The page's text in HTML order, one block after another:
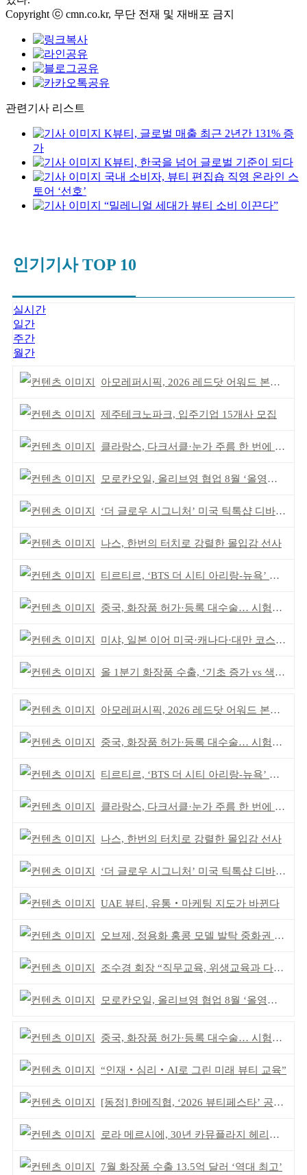
Copyright ⓒ cmn.co.kr, 무단 전재 및 재배포 금지
관련기사 리스트
K뷰티, 글로벌 매출 최근 2년간 131% 증
가
K뷰티, 한국을 넘어 글로벌 기준이 되다
국내 소비자, 뷰티 편집숍 직영 온라인 스
토어 ‘선호’
“밀레니얼 세대가 뷰티 소비 이끈다”
인기기사 TOP 10
실시간
일간
주간
월간
아모레퍼시픽, 2026 레드닷 어워드 본상 2개 수상
제주테크노파크, 입주기업 15개사 모집
클라랑스, 다크서클·눈가 주름 한 번에 더블 케어
모로칸오일, 올리브영 협업 8월 ‘올영픽’ 선정
‘더 글로우 시그니처’ 미국 틱톡샵 디바이스 부문 1위
나스, 한번의 터치로 강렬한 몰입감 선사
티르티르, ‘BTS 더 시티 아리랑-뉴욕’ 참여
중국, 화장품 허가·등록 대수술… 시험자료 공용 허용
미샤, 일본 이어 미국·캐나다·대만 코스트코 동시 입점
올 1분기 화장품 수출, ‘기초 증가 vs 색조 감소’
아모레퍼시픽, 2026 레드닷 어워드 본상 2개 수상
중국, 화장품 허가·등록 대수술… 시험자료 공용 허용
티르티르, ‘BTS 더 시티 아리랑-뉴욕’ 참여
클라랑스, 다크서클·눈가 주름 한 번에 더블 케어
나스, 한번의 터치로 강렬한 몰입감 선사
‘더 글로우 시그니처’ 미국 틱톡샵 디바이스 부문 1위
UAE 뷰티, 유통‧마케팅 지도가 바뀐다
오브제, 정용화 홍콩 모델 발탁 중화권 공략 강화
조수경 회장 “직무교육, 위생교육과 다르다”
모로칸오일, 올리브영 협업 8월 ‘올영픽’ 선정
중국, 화장품 허가·등록 대수술… 시험자료 공용 허용
“인재‧심리‧AI로 그린 미래 뷰티 교육”
[동정] 한메직협, ‘2026 뷰티페스타’ 공동 주최
로라 메르시에, 30년 카뮤플라지 헤리티지 담아
7월 화장품 수출 13.5억 달러 ‘역대 최고’